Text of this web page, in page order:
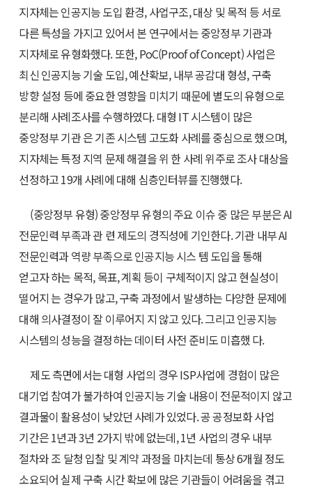
지자체는 인공지능 도입 환경, 사업구조, 대상 및 목적 등 서로
다른 특성을 가지고 있어서 본 연구에서는 중앙정부 기관과
지자체로 유형화했다. 또한, PoC(Proof of Concept) 사업은
최신 인공지능 기술 도입, 예산확보, 내부 공감대 형성, 구축
방향 설정 등에 중요한 영향을 미치기 때문에 별도의 유형으로
분리해 사례조사를 수행하였다. 대형 IT 시스템이 많은
중앙정부 기관 은 기존 시스템 고도화 사례를 중심으로 했으며,
지자체는 특정 지역 문제 해결을 위 한 사례 위주로 조사 대상을
선정하고 19개 사례에 대해 심층인터뷰를 진행했다.
(중앙정부 유형) 중앙정부 유형의 주요 이슈 중 많은 부분은 AI
전문인력 부족과 관 련 제도의 경직성에 기인한다. 기관 내부 AI
전문인력과 역량 부족으로 인공지능 시스 템 도입을 통해
얻고자 하는 목적, 목표, 계획 등이 구체적이지 않고 현실성이
떨어지 는 경우가 많고, 구축 과정에서 발생하는 다양한 문제에
대해 의사결정이 잘 이루어지 지 않고 있다. 그리고 인공지능
시스템의 성능을 결정하는 데이터 사전 준비도 미흡했 다.
제도 측면에서는 대형 사업의 경우 ISP사업에 경험이 많은
대기업 참여가 불가하여 인공지능 기술 내용이 전문적이지 않고
결과물이 활용성이 낮았던 사례가 있었다. 공 공정보화 사업
기간은 1년과 3년 2가지 밖에 없는데, 1년 사업의 경우 내부
절차와 조 달청 입찰 및 계약 과정을 마치는데 통상 6개월 정도
소요되어 실제 구축 시간 확보에 많은 기관들이 어려움을 겪고